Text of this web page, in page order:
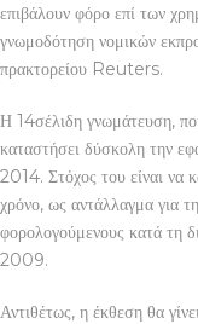
επιβάλουν φόρο επί των
γνωμοδότηση νομικών
πρακτορείου Reuters.
Η 14σέλιδη γνωμάτευση,
καταστήσει δύσκολη την
2014. Στόχος του είναι να
χρόνο, ως αντάλλαγμα για
φορολογούμενους κατά τη
2009.
Αντιθέτως, η έκθεση θα